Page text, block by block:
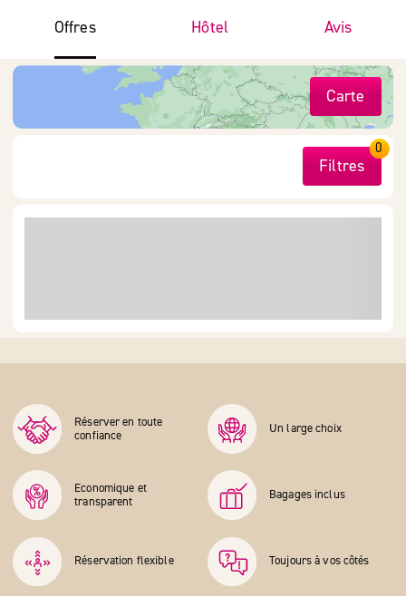
Offres Hôtel Avis
Carte
Filtres
0
Réserver en toute
confiance
Un large choix
Economique et
transparent
Bagages inclus
Réservation flexible Toujours à vos côtés